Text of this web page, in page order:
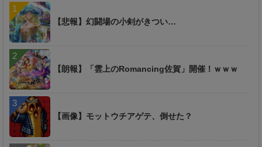
【悲報】幻闘場の小剣がきつい…
【朗報】「雲上のRomancing佐賀」開催！ｗｗｗ
【画像】モットウチアゲテ、倒せた？